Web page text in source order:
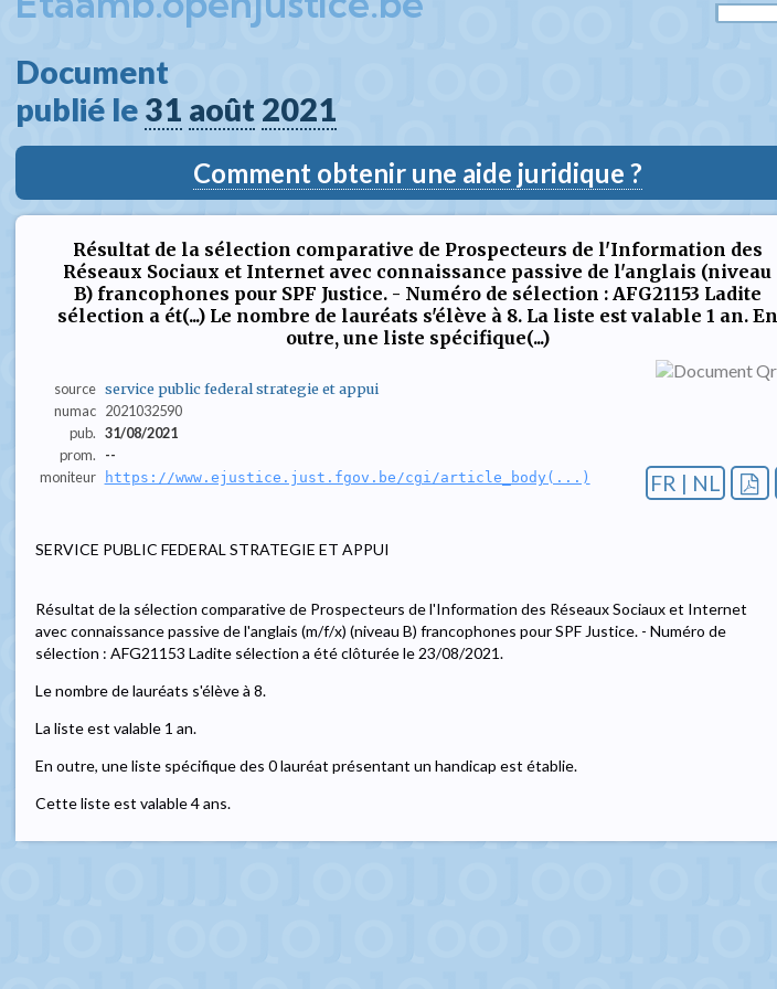
Document
publié le 31 août 2021
Comment obtenir une aide juridique ?
Résultat de la sélection comparative de Prospecteurs de l'Information des
Réseaux Sociaux et Internet avec connaissance passive de l'anglais (niveau
B) francophones pour SPF Justice. - Numéro de sélection : AFG21153 Ladite
sélection a ét(...) Le nombre de lauréats s'élève à 8. La liste est valable 1 an. En
outre, une liste spécifique(...)
source service public federal strategie et appui
numac 2021032590
pub. 31/08/2021
prom.
--
moniteur
https://www.ejustice.just.fgov.be/cgi/article_body(...) FR | NL
SERVICE PUBLIC FEDERAL STRATEGIE ET APPUI
Résultat de la sélection comparative de Prospecteurs de l'Information des Réseaux Sociaux et Internet
avec connaissance passive de l'anglais (m/f/x) (niveau B) francophones pour SPF Justice. - Numéro de
sélection : AFG21153 Ladite sélection a été clôturée le 23/08/2021.
Le nombre de lauréats s'élève à 8.
La liste est valable 1 an.
En outre, une liste spécifique des 0 lauréat présentant un handicap est établie.
Cette liste est valable 4 ans.